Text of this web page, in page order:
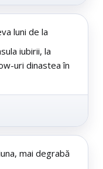
luni de la
iubirii, la
uri dinastea în
mai degrabă